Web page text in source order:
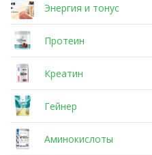
Энергия и тонус
Протеин
Креатин
Гейнер
Аминокислоты